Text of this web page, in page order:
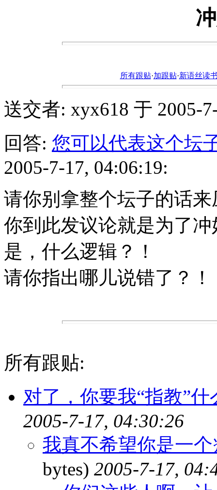
所有跟贴·加跟贴·新语丝读
送交者: xyx618 于 2005-
回答: 您可以代表这个坛
2005-7-17, 04:06:19:
请你别拿整个坛子的话来
你到此发议论就是为了
是，什么逻辑？！
请你指出哪儿说错了？！
所有跟贴:
对了，你要我“指教”什
2005-7-17, 04:30:26
我真不希望你是一
bytes) 2005-7-17,